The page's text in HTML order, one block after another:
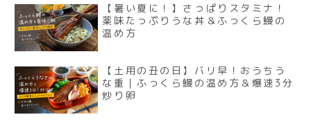
【暑い夏に！】さっぱりスタミナ！
薬味たっぷりうな丼＆ふっくら鰻の
温め方
【土用の丑の日】バリ早！おうちう
な重｜ふっくら鰻の温め方＆爆速3分
炒り卵